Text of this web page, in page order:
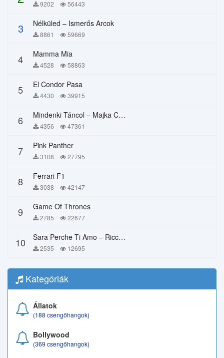
9202 56443
3 Nélküled – Ismerős Arcok
8861 59669
4 Mamma Mia
4528 58863
5 El Condor Pasa
4430 39915
6 Mindenki Táncol – Majka Curtis, Péter Majoros
4356 47361
7 Pink Panther
3108 27795
8 Ferrari F1
3038 42147
9 Game Of Thrones
2785 22677
10 Sara Perche Ti Amo – Ricchi E Poveri
2535 12695
Kategóriák
Állatok
(188 csengőhangok)
Bollywood
(369 csengőhangok)